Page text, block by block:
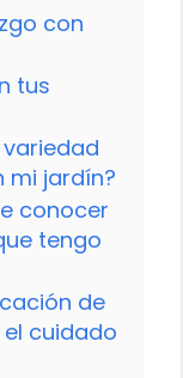
con
tus
mi jardín?
conocer
tengo
de
cuidado